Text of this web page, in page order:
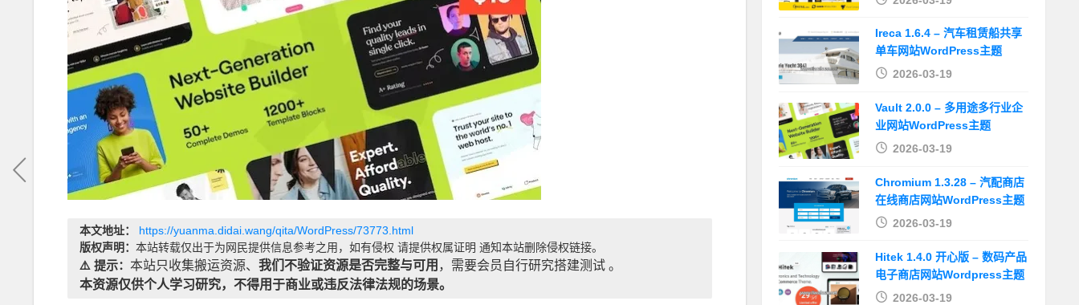
本文地址：
https://yuanma.didai.wang/qita/WordPress/73773.html
版权声明： 本站转载仅出于为网民提供信息参考之用，如有侵权 请提供权属证明 通知本站删除侵权链接。
⚠️ 提示： 本站只收集搬运资源、 我们不验证资源是否完整与可用 ，需要会员自行研究搭建测试 。
本资源仅供个人学习研究，不得用于商业或违反法律法规的场景。
Ireca 1.6.4 – 汽车租赁船共享
单车网站WordPress主题
2026-03-19
Vault 2.0.0 – 多用途多行业企
业网站WordPress主题
2026-03-19
Chromium 1.3.28 – 汽配商店
在线商店网站WordPress主题
2026-03-19
Hitek 1.4.0 开心版 – 数码产品
电子商店网站Wordpress主题
2026-03-19